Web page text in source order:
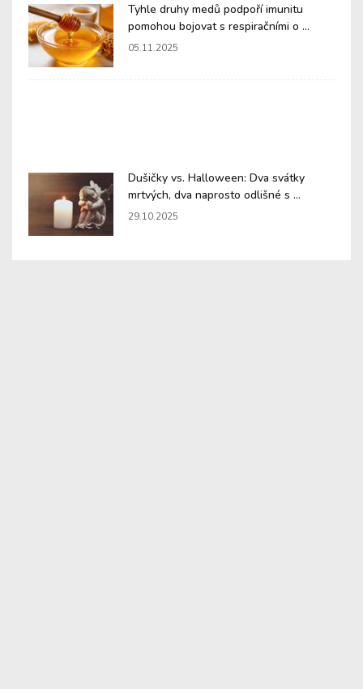
Tyhle druhy medů podpoří imunitu
pomohou bojovat s respiračními o ...
05.11.2025
Dušičky vs. Halloween: Dva svátky
mrtvých, dva naprosto odlišné s ...
29.10.2025